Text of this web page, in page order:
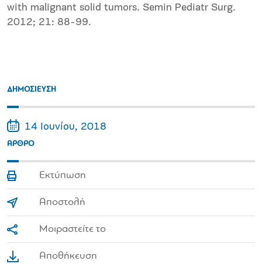
with malignant solid tumors. Semin Pediatr Surg.
2012; 21: 88-99.
ΔΗΜΟΣΙΕΥΣΗ
14 Ιουνίου, 2018
ΑΡΘΡΟ
Εκτύπωση
Αποστολή
Μοιραστείτε το
Αποθήκευση